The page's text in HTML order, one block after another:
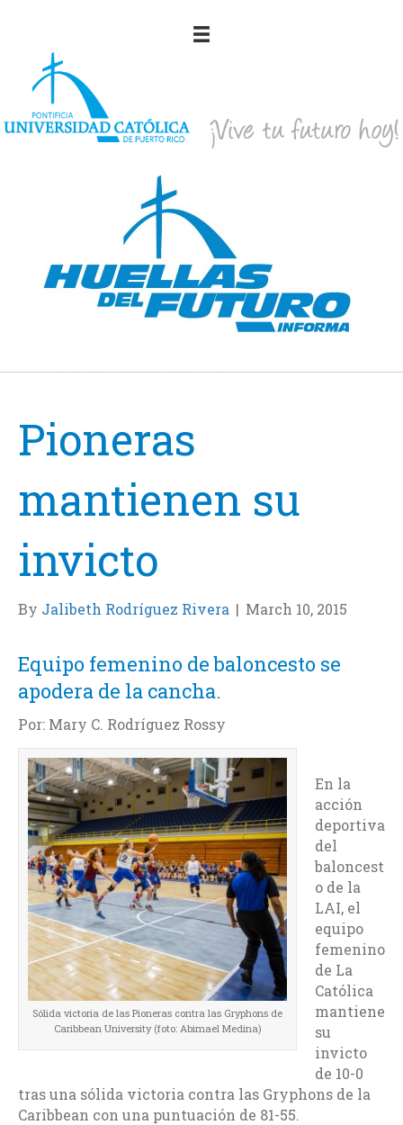
Pioneras
mantienen su
invicto
By Jalibeth Rodríguez Rivera | March 10, 2015
Equipo femenino de baloncesto se
apodera de la cancha.
Por: Mary C. Rodríguez Rossy
Sólida victoria de las Pioneras contra las Gryphons de
Caribbean University (foto: Abimael Medina)
En la
acción
deportiva
del
baloncest
o de la
LAI, el
equipo
femenino
de La
Católica
mantiene
su
invicto
de 10-0
tras una sólida victoria contra las Gryphons de la
Caribbean con una puntuación de 81-55.